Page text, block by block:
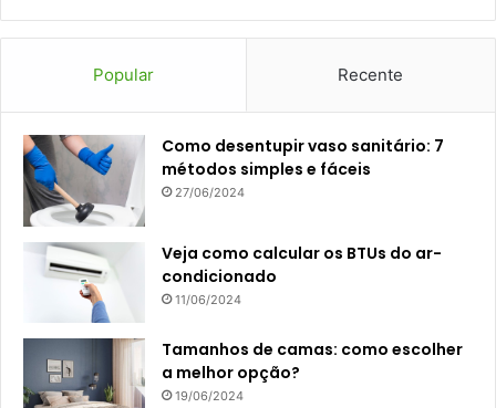
Popular Recente
Como desentupir vaso sanitário: 7
métodos simples e fáceis
27/06/2024
Veja como calcular os BTUs do ar-
condicionado
11/06/2024
Tamanhos de camas: como escolher
a melhor opção?
19/06/2024